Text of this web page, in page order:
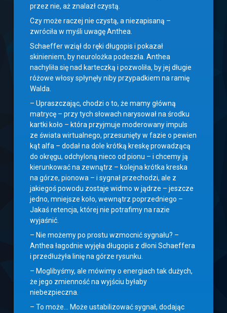
przez nie, aż znalazł czystą.
Czy może raczej nie czystą, a niezapisaną –
zwróciła w myśli uwagę Anthea.
Schaeffer wziął do ręki długopis i pokazał
skinieniem, by neurolożka podeszła. Anthea
nachyliła się nad karteczką i pozwoliła, by jej długie
różowe włosy spłynęły niby przypadkiem na ramię
Walda.
– Upraszczając, chodzi o to, że mamy główną
matrycę – przy tych słowach narysował na środku
kartki koło – która przyjmuje moderowany impuls
ze świata wirtualnego, przesunięty w fazie o pewien
kąt alfa – dodał na dole krótką kreskę prowadzącą
do okręgu, odchyloną nieco od pionu – i chcemy ją
kierunkować na zewnątrz – kolejna krótka kreska
na górze, pionowa – i sygnał przechodzi, ale z
jakiegoś powodu zostaje widmo w jądrze – jeszcze
jedno, mniejsze koło, wewnątrz poprzedniego –
Jakaś retencja, której nie potrafimy na razie
wyjaśnić.
– Nie możemy po prostu wzmocnić sygnału? –
Anthea łagodnie wyjęła długopis z dłoni Schaeffera
i przedłużyła linię na górze rysunku.
– Moglibyśmy, ale mówimy o energiach tak dużych,
że jego zmienność na wyjściu byłaby
niebezpieczna.
– To może… Może ustabilizować sygnał, dodając